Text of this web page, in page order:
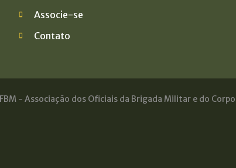
Associe-se
Contato
- Associação dos Oficiais da Brigada Militar e do